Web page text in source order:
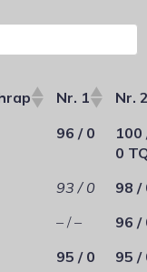
Nr. 1
Nr.
96 / 0
100
0
93 / 0
98 /
– / –
96 /
95 / 0
95 /